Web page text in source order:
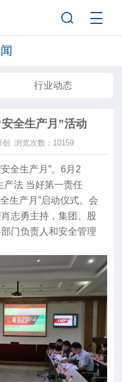
行业动态
全生产月”活动
浏览次数：10159
全生产月”。 6 月 2
产法 当好第一责任
生产月”启动仪式。会
志勇主持，集团、股
门负责人和安全管理